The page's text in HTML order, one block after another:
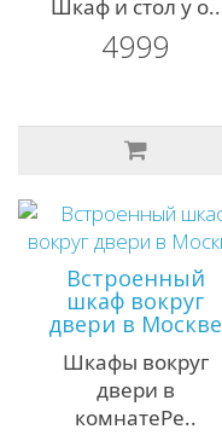
Шкаф и стол у о..
4999
Встроенный
шкаф вокруг
двери в Москве
Шкафы вокруг
двери в
комнатеРе..